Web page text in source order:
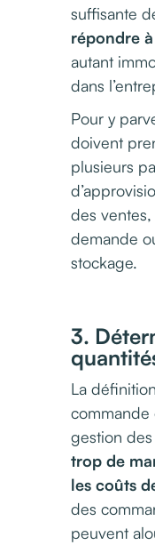
suffisante
répondre
autant
dans
Pour y
doivent
plusieurs
des
demande
stockage.
3.
La
commande
gestion
trop de
les coûts
des
peuvent